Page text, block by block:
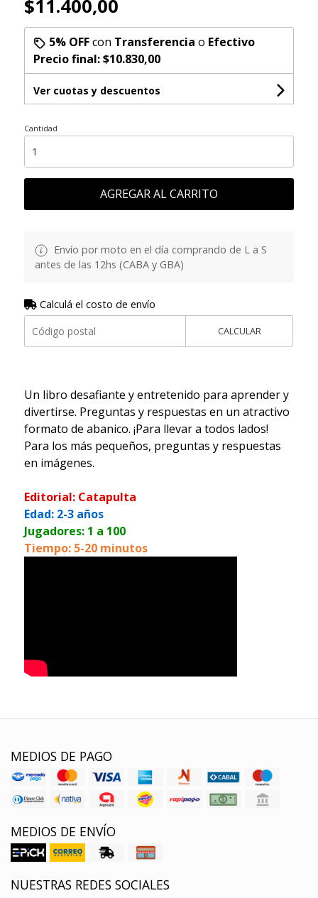
$11.400,00
5% OFFcon Transferencia o Efectivo
Precio final:$10.830,00
Ver cuotas y descuentos
Cantidad
AGREGAR AL CARRITO
Envío por moto en el día comprando de L a S
antes de las 12hs (CABA y GBA)
Calculá el costo de envío
CALCULAR
Un libro desafiante y entretenido para aprender y
divertirse. Preguntas y respuestas en un atractivo
formato de abanico. ¡Para llevar a todos lados!
Para los más pequeños, preguntas y respuestas
en imágenes.
Editorial: Catapulta
Edad: 2-3 años
Jugadores: 1 a 100
Tiempo: 5-20 minutos
MEDIOS DE PAGO
MEDIOS DE ENVÍO
NUESTRAS REDES SOCIALES